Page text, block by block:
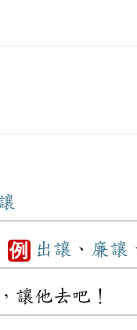
例 出讓 、 廉讓
讓他去吧！